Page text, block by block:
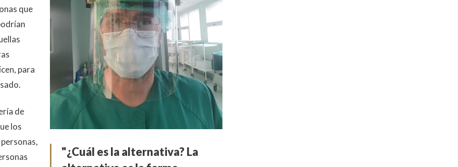
que
para
de
los
"¿Cuál es la alternativa? La